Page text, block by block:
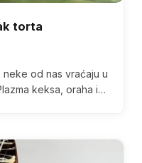
torta
od nas vraćaju u
keksa, oraha i…